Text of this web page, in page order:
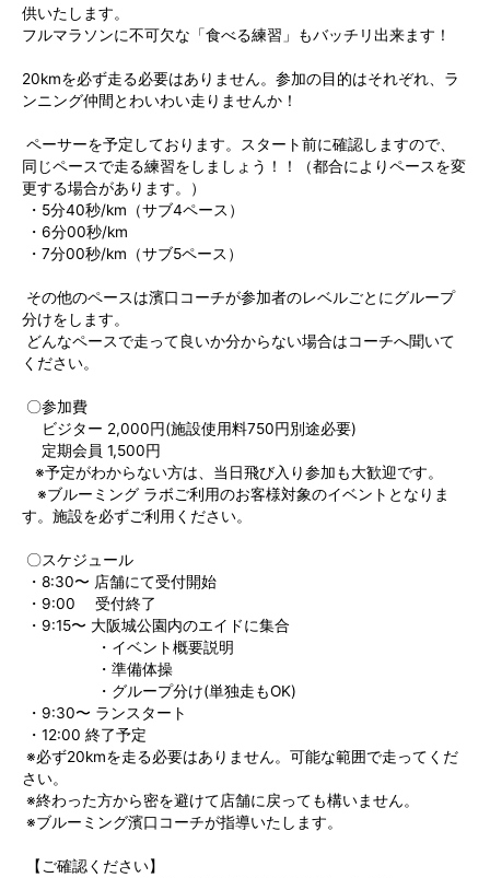
供いたします。
フルマラソンに不可欠な「食べる練習」もバッチリ出来ます！
20kmを必ず走る必要はありません。参加の目的はそれぞれ、ラ
ンニング仲間とわいわい走りませんか！
ペーサーを予定しております。スタート前に確認しますので、
同じペースで走る練習をしましょう！！（都合によりペースを変
更する場合があります。）
・5分40秒/km（サブ4ペース）
・6分00秒/km
・7分00秒/km（サブ5ペース）
その他のペースは濱口コーチが参加者のレベルごとにグループ
分けをします。
どんなペースで走って良いか分からない場合はコーチへ聞いて
ください。
〇参加費
ビジター 2,000円(施設使用料750円別途必要)
定期会員 1,500円
※予定がわからない方は、当日飛び入り参加も大歓迎です。
※ブルーミング ラボご利用のお客様対象のイベントとなりま
す。施設を必ずご利用ください。
〇スケジュール
・8:30〜 店舗にて受付開始
・9:00 受付終了
・9:15〜 大阪城公園内のエイドに集合
・イベント概要説明
・準備体操
・グループ分け(単独走もOK)
・9:30〜 ランスタート
・12:00 終了予定
※必ず20kmを走る必要はありません。可能な範囲で走ってくだ
さい。
※終わった方から密を避けて店舗に戻っても構いません。
※ブルーミング濱口コーチが指導いたします。
【ご確認ください】